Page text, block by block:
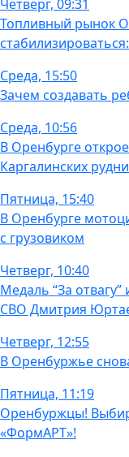
Четверг, 09:31
Топливный рынок
Среда, 15:50
Зачем создавать
Среда, 10:56
В Оренбурге
Каргалинских
Пятница, 15:40
В Оренбурге
с грузовиком
Четверг, 10:40
Медаль “За
СВО Дмитрия
Четверг, 12:55
В Оренбуржье
Пятница, 11:19
Оренбуржцы!
«ФормАРТ»!